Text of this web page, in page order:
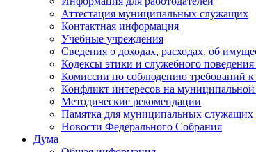
Аттестация муниципальных служащих
Контактная информация
Учебные учреждения
Сведения о доходах, расходах, об
Кодексы этики и служебного
Комиссии по соблюдению требований
Конфликт интересов на
Методические рекомендации
Памятка для муниципальных служащих
Новости Федерального Cобрания
Дума